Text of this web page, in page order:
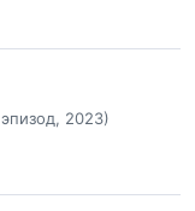
2023)